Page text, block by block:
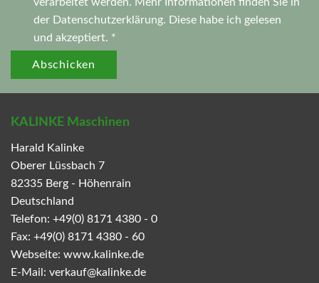
verarbeitet werden. Mehr Informationen finden Sie in
der Datenschutzerklärung. Diese habe ich gelesen
und akzeptiert. *
Abschicken
KALINKE Maschinen
Harald Kalinke
Oberer Lüssbach 7
82335 Berg - Höhenrain
Deutschland
Telefon: +49(0) 8171 4380 - 0
Fax: +49(0) 8171 4380 - 60
Webseite: www.kalinke.de
E-Mail: verkauf@kalinke.de